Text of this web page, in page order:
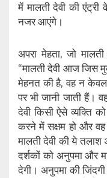
में मालती देवी की
नजर आएंगे।
अपरा मेहता, जो
“मालती देवी आज जिस
मेहनत की है, वह न
पर भी जानी जाती हैं।
देवी किसी ऐसे व्यक्ति
करने में सक्षम हो और
मालती देवी की ये
दर्शकों को अनुपमा और
देगी। अनुपमा की